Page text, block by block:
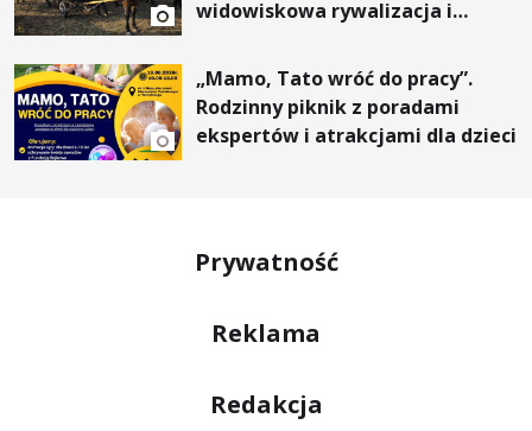
widowiskowa rywalizacja i
„Mamo, Tato wróć do pracy”.
Rodzinny piknik z poradami
ekspertów i atrakcjami dla dzieci
Prywatność
Reklama
Redakcja